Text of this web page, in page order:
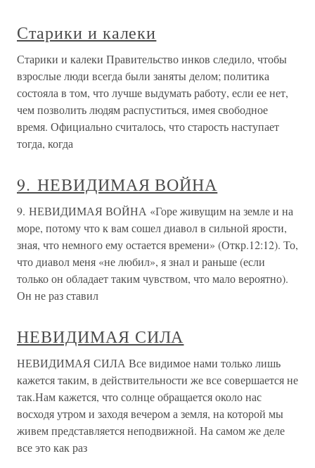
Старики и калеки
Старики и калеки Правительство инков следило, чтобы
взрослые люди всегда были заняты делом; политика
состояла в том, что лучше выдумать работу, если ее нет,
чем позволить людям распуститься, имея свободное
время. Официально считалось, что старость наступает
тогда, когда
9. НЕВИДИМАЯ ВОЙНА
9. НЕВИДИМАЯ ВОЙНА «Горе живущим на земле и на
море, потому что к вам сошел диавол в сильной ярости,
зная, что немного ему остается времени» (Откр.12:12). То,
что диавол меня «не любил», я знал и раньше (если
только он обладает таким чувством, что мало вероятно).
Он не раз ставил
НЕВИДИМАЯ СИЛА
НЕВИДИМАЯ СИЛА Все видимое нами только лишь
кажется таким, в действительности же все совершается не
так.Нам кажется, что солнце обращается около нас
восходя утром и заходя вечером а земля, на которой мы
живем представляется неподвижной. На самом же деле
все это как раз